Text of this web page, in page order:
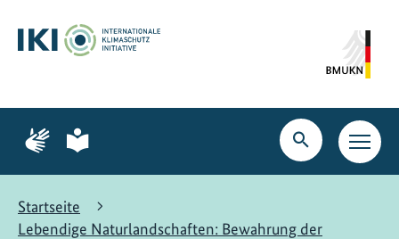
Hauptinhalt
springen
Suche
springen
Hauptnavigation
springen
Zur
Seite
Gebärdensprache
Zur
Seite
leichte
Suche
öffnen
Startseite
Lebendige Naturlandschaften: Bewahrung der